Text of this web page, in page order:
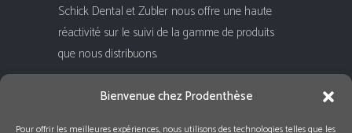
Bienvenue chez Prodenthèse
Pour offrir les meilleures expériences, nous utilisons des technologies telles que les
Schick Dental et Zubler nous offre une haute
réactivité sur le suivi de la gamme de produits
que nous distribuons.
Rejoignez-nous !